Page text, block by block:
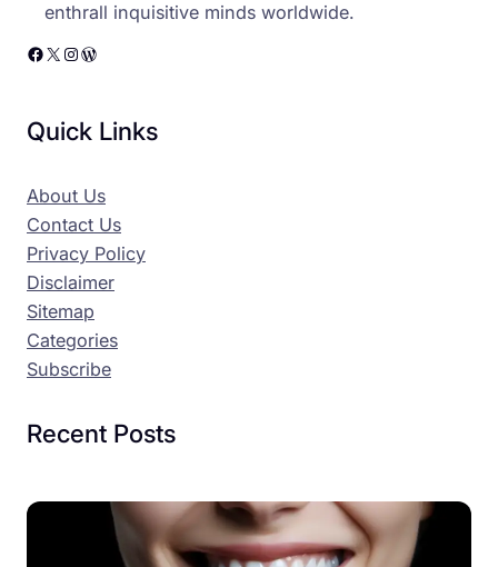
enthrall inquisitive minds worldwide.
Facebook X Instagram WordPress
Quick Links
About Us
Contact Us
Privacy Policy
Disclaimer
Sitemap
Categories
Subscribe
Recent Posts